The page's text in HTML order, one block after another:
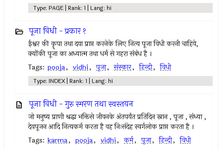
Type: PAGE | Rank: 1 | Lang: hi
पूजा विधी - प्रकार १
ईश्वर की कॄपा तथा दया प्राप्त करनेके लिए नित्य पूजा विधी करनी चाहिये,
क्योंकी पूजा का अध्यात्म तथा धर्म से गहरा संबंध है ।
Tags: pooja, vidhi, पूजा, संस्कार, हिन्दी, विधी
Type: INDEX | Rank: 1 | Lang: hi
पूजा विधी - गुरु स्मरण तथा स्वस्तयन
जो मनुष्य प्राणी श्रद्धा भक्तिसे जीवनके अंतपर्यंत प्रतिदिन स्नान , पूजा , संध्या ,
देवपूजन आदि नित्यकर्म करता है वह निःसंदेह स्वर्गलोक प्राप्त करता है ।
Tags: karma, pooja, vidhi, कर्म, पूजा, हिन्दी, विधी